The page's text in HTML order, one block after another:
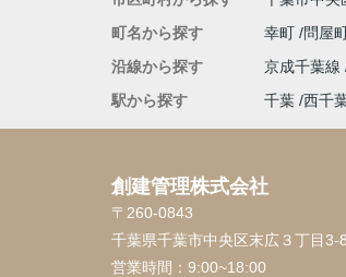
町名から探す
幸町 問屋
沿線から探す
京成千葉線
駅から探す
千葉 西千
創建管理株式会社
〒260-0843
千葉県千葉市中央区末広３丁目3-8
営業時間： 9:00~18:00